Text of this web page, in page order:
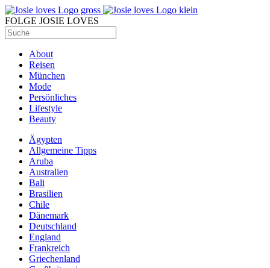
FOLGE JOSIE LOVES
About
Reisen
München
Mode
Persönliches
Lifestyle
Beauty
Ägypten
Allgemeine Tipps
Aruba
Australien
Bali
Brasilien
Chile
Dänemark
Deutschland
England
Frankreich
Griechenland